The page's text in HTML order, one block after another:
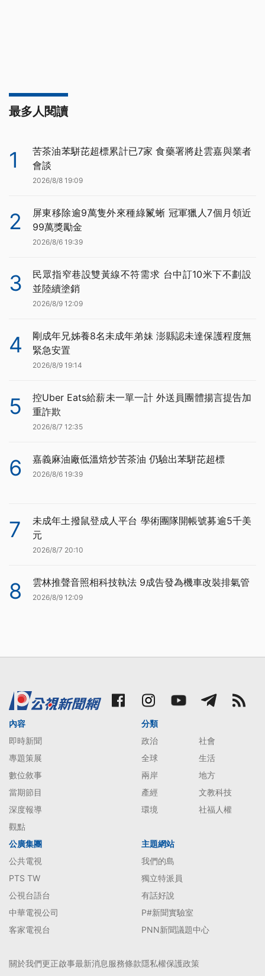
最多人閱讀
1
苦茶油苯駢芘超標累計已7家 食藥署將赴雲嘉與業者
會談
2026/8/8 19:09
2
屏東移除逾9萬隻外來種綠鬣蜥 冠軍獵人7個月領近
99萬獎勵金
2026/8/6 19:39
3
民眾指窄巷設雙黃線不符需求 台中訂10米下不劃設
並陸續塗銷
2026/8/9 12:09
4
剛成年兄姊養8名未成年弟妹 澎縣認未達保護程度無
緊急安置
2026/8/9 19:14
5
控Uber Eats給薪未一單一計 外送員團體揚言提告加
重詐欺
2026/8/7 12:35
6 嘉義麻油廠低溫焙炒苦茶油 仍驗出苯駢芘超標
2026/8/6 19:39
7
未成年土撥鼠登成人平台 學術團隊開帳號募逾5千美
元
2026/8/7 20:10
8 雲林推聲音照相科技執法 9成告發為機車改裝排氣管
2026/8/9 12:09
內容
即時新聞
專題策展
數位敘事
當期節目
深度報導
觀點
分類
政治
社會
全球
生活
兩岸
地方
產經
文教科技
環境
社福人權
公廣集團
公共電視
PTS TW
公視台語台
中華電視公司
客家電視台
主題網站
我們的島
獨立特派員
有話好說
P#新聞實驗室
PNN新聞議題中心
關於我們更正啟事最新消息服務條款隱私權保護政策